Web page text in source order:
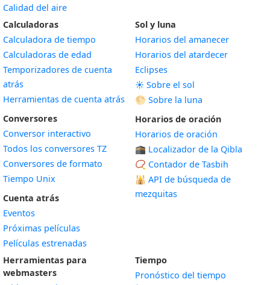
Calidad del aire
Calculadoras
Calculadora de tiempo
Calculadoras de edad
Temporizadores de cuenta
atrás
Herramientas de cuenta atrás
Conversores
Conversor interactivo
Todos los conversores TZ
Conversores de formato
Tiempo Unix
Cuenta atrás
Eventos
Próximas películas
Películas estrenadas
Sol y luna
Horarios del amanecer
Horarios del atardecer
Eclipses
☀️ Sobre el sol
🌕 Sobre la luna
Horarios de oración
Horarios de oración
🕋 Localizador de la Qibla
📿 Contador de Tasbih
🕌 API de búsqueda de
mezquitas
Herramientas para
webmasters
Tiempo
Pronóstico del tiempo